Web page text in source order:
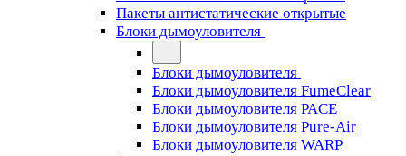
Пакеты антистатические открытые
Блоки дымоуловителя
Блоки дымоуловителя
Блоки дымоуловителя FumeClear
Блоки дымоуловителя PACE
Блоки дымоуловителя Pure-Air
Блоки дымоуловителя WARP